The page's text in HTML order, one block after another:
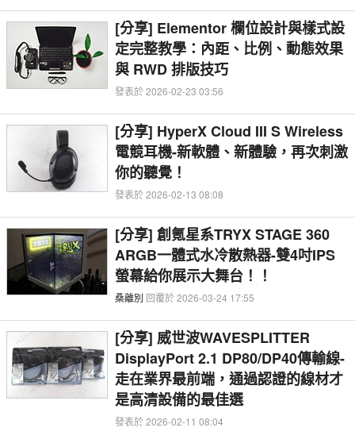
[分享] Elementor 欄位設計與樣式設
定完整教學：內距、比例、動態效果
與 RWD 排版技巧
發表於 2026-02-23 03:56
[分享] HyperX Cloud III S Wireless
電競耳機-新軟體、新體驗，再次刺激
你的聽覺！
發表於 2026-02-13 08:08
[分享] 創氪星系TRYX STAGE 360
ARGB一體式水冷散熱器-雙4吋IPS
螢幕給你展示大舞台！！
桑離別 回覆於 2026-03-24 17:55
[分享] 威世波WAVESPLITTER
DisplayPort 2.1 DP80/DP40傳輸線-
走在業界最前端，通過認證的線材才
是高清設備的最佳選
發表於 2026-02-11 08:04